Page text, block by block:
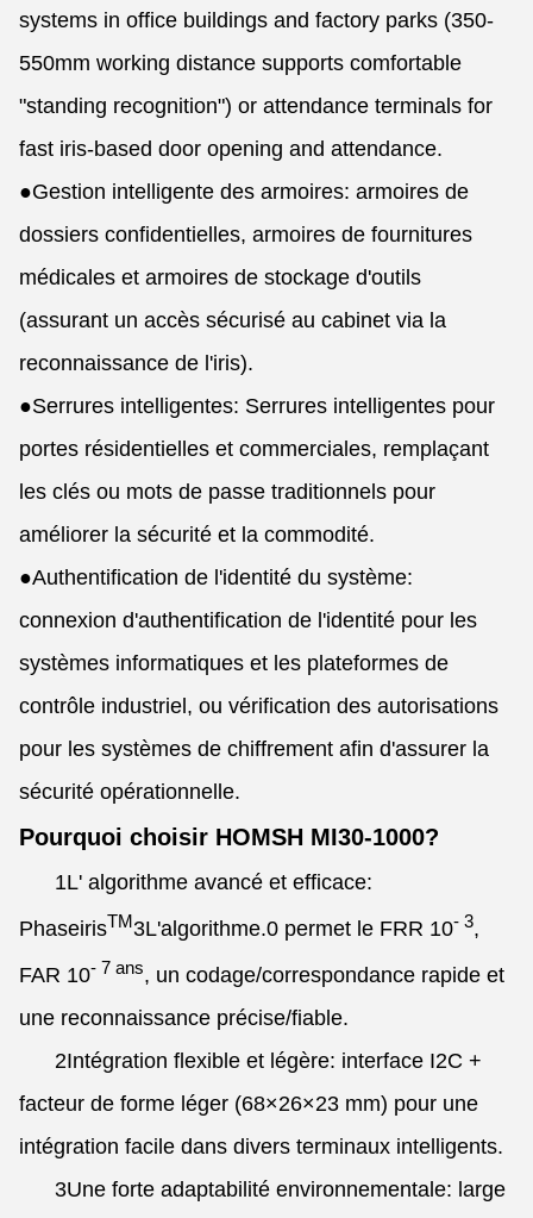
systems in office buildings and factory parks (350-
550mm working distance supports comfortable
"standing recognition") or attendance terminals for
fast iris-based door opening and attendance.
●Gestion intelligente des armoires: armoires de
dossiers confidentielles, armoires de fournitures
médicales et armoires de stockage d'outils
(assurant un accès sécurisé au cabinet via la
reconnaissance de l'iris).
●Serrures intelligentes: Serrures intelligentes pour
portes résidentielles et commerciales, remplaçant
les clés ou mots de passe traditionnels pour
améliorer la sécurité et la commodité.
●Authentification de l'identité du système:
connexion d'authentification de l'identité pour les
systèmes informatiques et les plateformes de
contrôle industriel, ou vérification des autorisations
pour les systèmes de chiffrement afin d'assurer la
sécurité opérationnelle.
Pourquoi choisir HOMSH MI30-1000?
1L' algorithme avancé et efficace:
PhaseirisTM3L'algorithme.0 permet le FRR 10- 3,
FAR 10- 7 ans, un codage/correspondance rapide et
une reconnaissance précise/fiable.
2Intégration flexible et légère: interface I2C +
facteur de forme léger (68×26×23 mm) pour une
intégration facile dans divers terminaux intelligents.
3Une forte adaptabilité environnementale: large